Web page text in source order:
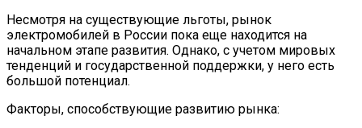
Несмотря на существующие льготы, рынок
электромобилей в России пока еще находится на
начальном этапе развития. Однако, с учетом мировых
тенденций и государственной поддержки, у него есть
большой потенциал.
Факторы, способствующие развитию рынка: